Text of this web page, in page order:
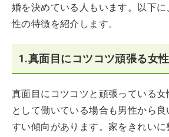
婚を決めている人もいます。以下
性の特徴を紹介します。
1.真面目にコツコツ頑張る女性
真面目にコツコツと頑張っている
として働いている場合も男性から
すい傾向があります。家をきれいに